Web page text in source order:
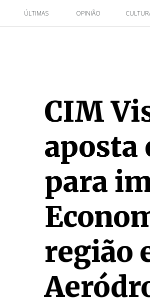
ÚLTIMAS OPINIÃO
CIM
aposta
para
região